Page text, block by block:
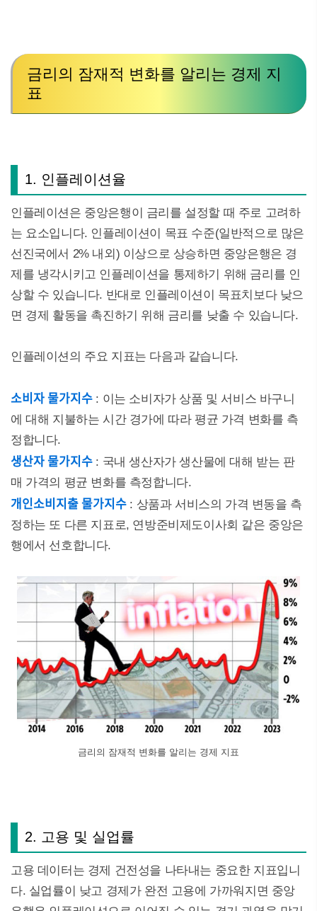
금리의 잠재적 변화를 알리는 경제 지
표
1. 인플레이션율
인플레이션은 중앙은행이 금리를 설정할 때 주로 고려하
는 요소입니다. 인플레이션이 목표 수준(일반적으로 많은
선진국에서 2% 내외) 이상으로 상승하면 중앙은행은 경
제를 냉각시키고 인플레이션을 통제하기 위해 금리를 인
상할 수 있습니다. 반대로 인플레이션이 목표치보다 낮으
면 경제 활동을 촉진하기 위해 금리를 낮출 수 있습니다.
인플레이션의 주요 지표는 다음과 같습니다.
소비자 물가지수: 이는 소비자가 상품 및 서비스 바구니
에 대해 지불하는 시간 경가에 따라 평균 가격 변화를 측
정합니다.
생산자 물가지수: 국내 생산자가 생산물에 대해 받는 판
매 가격의 평균 변화를 측정합니다.
개인소비지출 물가지수: 상품과 서비스의 가격 변동을 측
정하는 또 다른 지표로, 연방준비제도이사회 같은 중앙은
행에서 선호합니다.
금리의 잠재적 변화를 알리는 경제 지표
2. 고용 및 실업률
고용 데이터는 경제 건전성을 나타내는 중요한 지표입니
다. 실업률이 낮고 경제가 완전 고용에 가까워지면 중앙